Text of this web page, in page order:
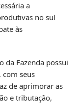
a
no sul
às
da Fazenda possui
, com seus
de aprimorar as
e tributação,